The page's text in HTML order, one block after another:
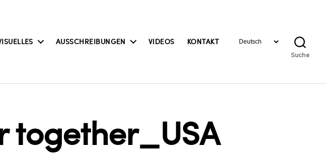
AUSSCHREIBUNGEN VIDEOS KONTAKTSprache
Suche
together_USA